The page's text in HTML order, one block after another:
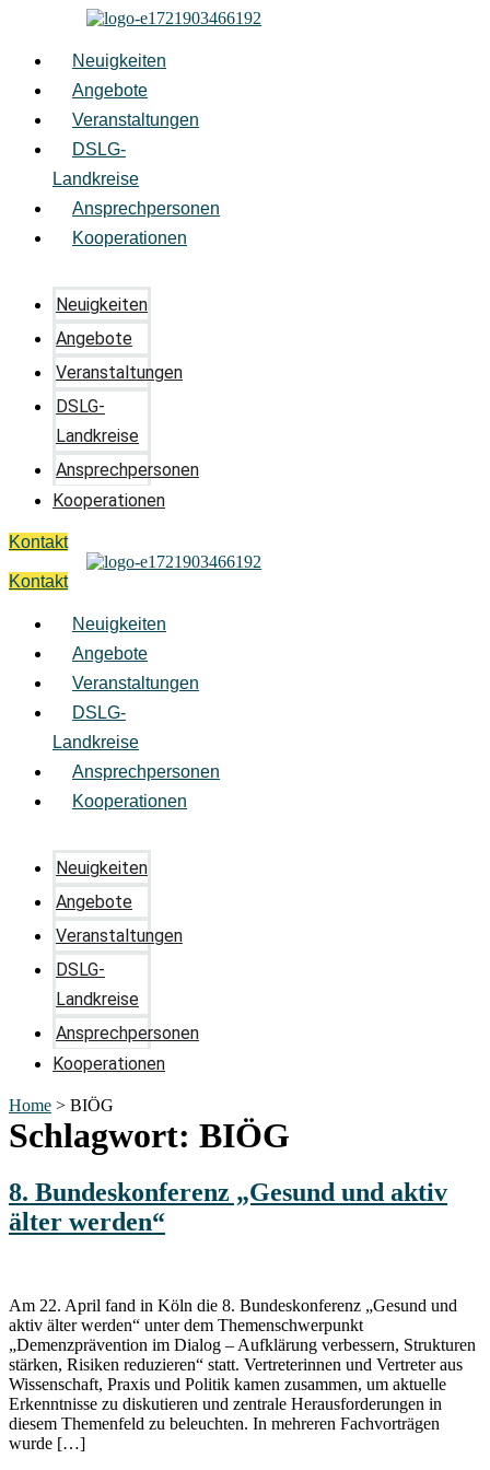
springen
Neuigkeiten
Angebote
Veranstaltungen
DSLG-
Landkreise
Ansprechpersonen
Kooperationen
Neuigkeiten
Angebote
Veranstaltungen
DSLG-
Landkreise
Ansprechpersonen
Kooperationen
Kontakt
Kontakt
Neuigkeiten
Angebote
Veranstaltungen
DSLG-
Landkreise
Ansprechpersonen
Kooperationen
Neuigkeiten
Angebote
Veranstaltungen
DSLG-
Landkreise
Ansprechpersonen
Kooperationen
Home > BIÖG
Schlagwort: BIÖG
8. Bundeskonferenz „Gesund und aktiv
älter werden“
Am 22. April fand in Köln die 8. Bundeskonferenz „Gesund und
aktiv älter werden“ unter dem Themenschwerpunkt
„Demenzprävention im Dialog – Aufklärung verbessern, Strukturen
stärken, Risiken reduzieren“ statt. Vertreterinnen und Vertreter aus
Wissenschaft, Praxis und Politik kamen zusammen, um aktuelle
Erkenntnisse zu diskutieren und zentrale Herausforderungen in
diesem Themenfeld zu beleuchten. In mehreren Fachvorträgen
wurde […]